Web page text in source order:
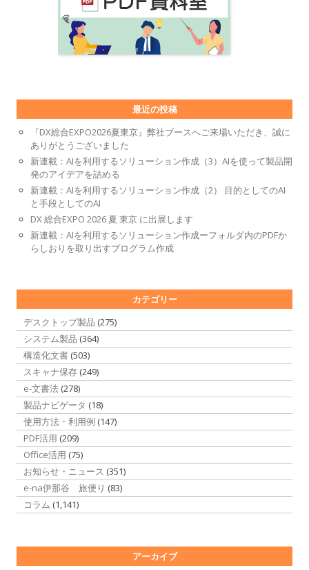
最近の投稿
『DX総合EXPO2026夏東京』弊社ブースへご来場いただき、誠に
ありがとうございました
新連載：AIを利用するソリューション作成（3）AIを使って製品開
発のアイデアを詰める
新連載：AIを利用するソリューション作成（2） 目的としてのAI
と手段としてのAI
DX 総合EXPO 2026 夏 東京 に出展します
新連載：AIを利用するソリューション作成ーフォルダ内のPDFか
らしおりを取り出すプログラム作成
カテゴリー
デスクトップ製品 (275)
システム製品 (364)
構造化文書 (503)
スキャナ保存 (249)
e-文書法 (278)
製品ナビゲータ (18)
使用方法・利用例 (147)
PDF活用 (209)
Office活用 (75)
お知らせ・ニュース (351)
e-na伊那谷 旅便り (83)
コラム (1,141)
アーカイブ